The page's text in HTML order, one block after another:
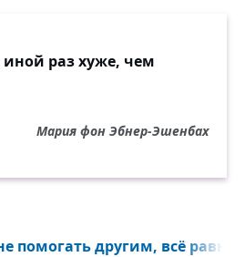
раз хуже, чем
Мария фон Эбнер-Эшенбах
помогать другим, всё равно